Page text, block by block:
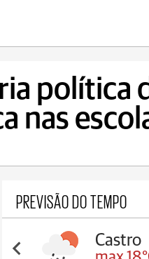
política
nas
PREVISÃO DO TEMPO